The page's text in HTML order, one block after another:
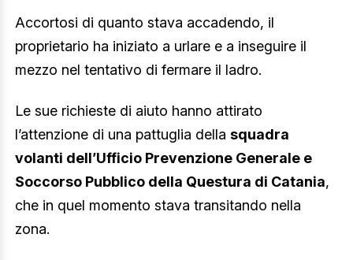
Accortosi di quanto stava accadendo, il
proprietario ha iniziato a urlare e a inseguire il
mezzo nel tentativo di fermare il ladro.
Le sue richieste di aiuto hanno attirato
l’attenzione di una pattuglia della squadra
volanti dell’Ufficio Prevenzione Generale e
Soccorso Pubblico della Questura di Catania,
che in quel momento stava transitando nella
zona.